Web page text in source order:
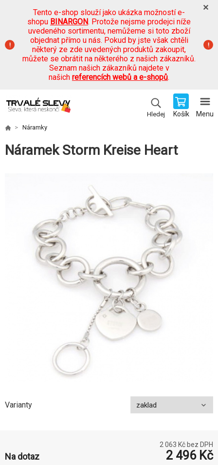
Tento e-shop slouží jako ukázka možností e-
shopu BINARGON. Protože nejsme prodejci níže
uvedeného sortimentu, nemůžeme si toto zboží
objednat přímo u nás. Pokud by jste však chtěli
některý ze zde uvedených produktů zakoupit,
můžete se obrátit na některého z našich zákazníků.
Seznam našich zákazníků najdete v
našich referencích webů a e-shopů.
Hledej Košík Menu
Náramky
Náramek Storm Kreise Heart
Varianty
2 063 Kč bez DPH
Na dotaz 2 496Kč